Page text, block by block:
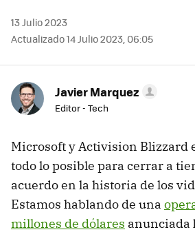
13 Julio 2023
Actualizado 14 Julio 2023, 06:05
Javier Marquez
Editor - Tech
Microsoft y Activision Blizzard
todo lo posible para cerrar a
acuerdo en la historia de los
Estamos hablando de una
millones de dólares anunciada